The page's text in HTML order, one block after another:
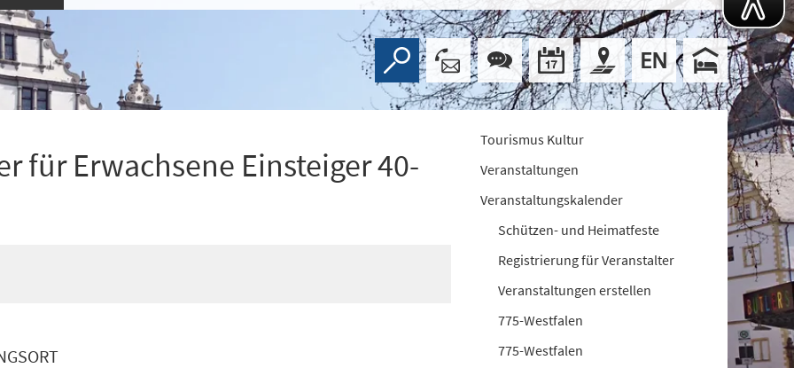
für Erwachsene Einsteiger 40-
Tourismus Kultur
Veranstaltungen
Veranstaltungskalender
Schützen- und Heimatfeste
Registrierung für Veranstalter
Veranstaltungen erstellen
775-Westfalen
775-Westfalen